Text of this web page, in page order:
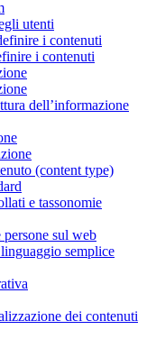
utenti
i contenuti
i contenuti
dell’informazione
(content type)
e tassonomie
sul web
semplice
dei contenuti